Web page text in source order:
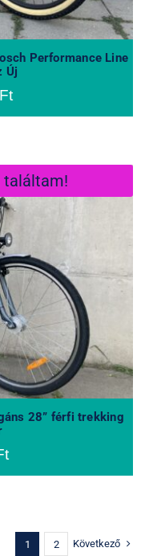
Performance Line
Új
Ft
találtam!
TR04 elegáns
kerékpár
28” férfi trekking
1 2 Következő